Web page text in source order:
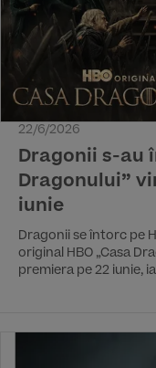
22/6/2026
Dragonii s-au
Dragonului”
iunie
Dragonii se întorc pe
original HBO „Casa
premiera pe 22 iunie,